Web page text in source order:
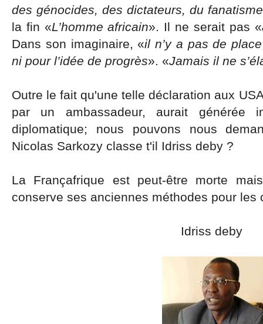
des génocides, des dictateurs, du
la fin «L’homme africain». Il ne serait pas «
Dans son imaginaire, «il n’y a pas de
ni pour l’idée de progrès». «Jamais il ne
Outre le fait qu'une telle déclaration aux
par un ambassadeur, aurait générée
diplomatique; nous pouvons nous
Nicolas Sarkozy classe t'il Idriss deby ?
La Françafrique est peut-être morte
conserve ses anciennes méthodes pour les
Idriss deby